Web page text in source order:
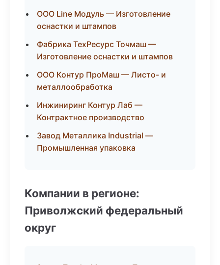
ООО Line Модуль — Изготовление
оснастки и штампов
Фабрика ТехРесурс Точмаш —
Изготовление оснастки и штампов
ООО Контур ПроМаш — Листо- и
металлообработка
Инжиниринг Контур Лаб —
Контрактное производство
Завод Металлика Industrial —
Промышленная упаковка
Компании в регионе:
Приволжский федеральный
округ